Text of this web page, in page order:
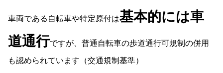
車両である自転車や特定原付は基本的には車
道通行ですが、普通自転車の歩道通行可規制の併用
も認められています（交通規制基準）